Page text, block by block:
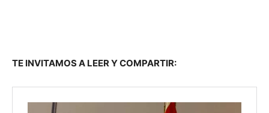
TE INVITAMOS A LEER Y COMPARTIR: